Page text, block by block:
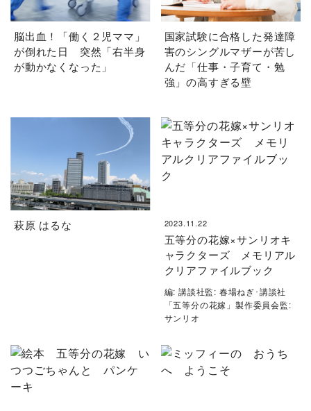
脳出血！「働く２児ママ」
が倒れた日 突然「右半身
が動かなくなった」
国家試験に合格した発達障
害のシングルマザーが苦し
んだ「仕事・子育て・勉
強」の高すぎる壁
萩原 はるな 2023.11.22
五等分の花嫁×サンリオキ
ャラクターズ メモリアル
クリアファイルブック
編: 講談社監: 春場ねぎ･講談社
「五等分の花嫁」製作委員会監:
サンリオ